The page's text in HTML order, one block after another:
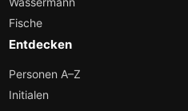
Fische
Entdecken
Personen A–Z
Initialen